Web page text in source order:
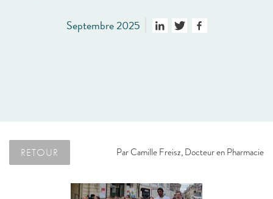
Septembre 2025
RETOUR ParCamille Freisz, Docteur en Pharmacie